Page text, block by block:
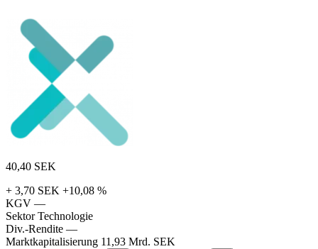
40,40 SEK
+ 3,70 SEK +10,08 %
KGV —
Sektor Technologie
Div.-Rendite —
Marktkapitalisierung 11,93 Mrd. SEK